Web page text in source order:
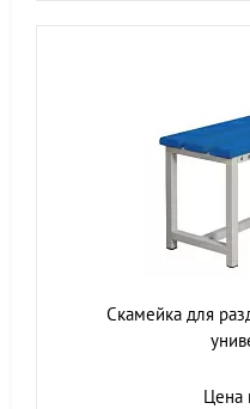
Скамейка для
Цена